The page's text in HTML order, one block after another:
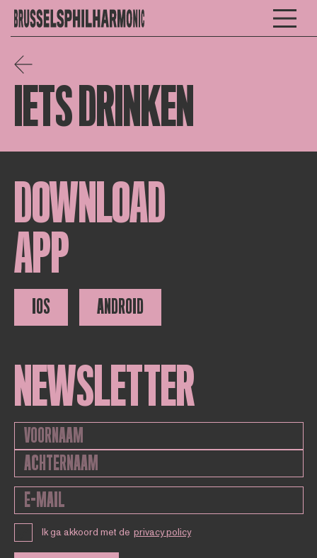
IETS DRINKEN
DOWNLOAD
APP
IOS ANDROID
NEWSLETTER
Ik ga akkoord met de privacy policy